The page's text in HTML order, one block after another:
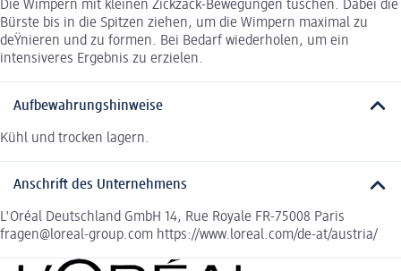
Die Wimpern mit kleinen Zickzack-Bewegungen tuschen. Dabei die
Bürste bis in die Spitzen ziehen, um die Wimpern maximal zu
deŸnieren und zu formen. Bei Bedarf wiederholen, um ein
intensiveres Ergebnis zu erzielen.
Aufbewahrungshinweise
Kühl und trocken lagern.
Anschrift des Unternehmens
L'Oréal Deutschland GmbH 14, Rue Royale FR-75008 Paris
fragen@loreal-group.com https://www.loreal.com/de-at/austria/